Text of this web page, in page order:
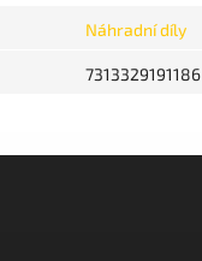
Náhradní díly
7313329191186